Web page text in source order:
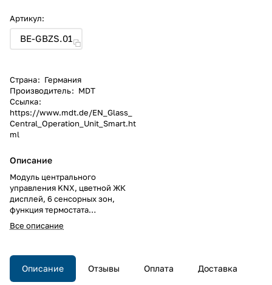
Артикул:
BE-GBZS.01
Страна: Германия
Производитель: MDT
Ссылка:
https://www.mdt.de/EN_Glass_
Central_Operation_Unit_Smart.ht
ml
Описание
Модуль центрального
управления KNX, цветной ЖК
дисплей, 6 сенсорных зон,
функция термостата
(PI/PWM/2P), контроль порог.
значений, расписания,
функций меню, черное стекло,
в установочную коробку,
92x92x28 мм.
Все описание
Описание Отзывы Оплата Доставка